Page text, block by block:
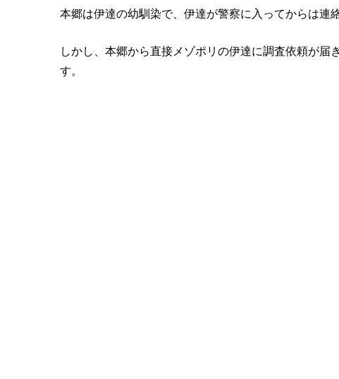
本郷は伊達の幼馴染で、伊達が警察に入ってからは連
しかし、本郷から直接メゾポリの伊達に調査依頼が
す。